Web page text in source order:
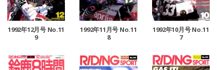
1992年12月号 No.11
9
1992年11月号 No.11
8
1992年10月号 No.11
7